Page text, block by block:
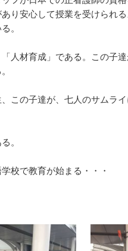
り安心して授業を受けられ
。
人材育成」である。この子
この子達が、七人のサムラ
。
校で教育が始まる・・・